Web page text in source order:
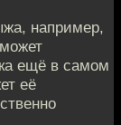
например,
ещё в самом
её